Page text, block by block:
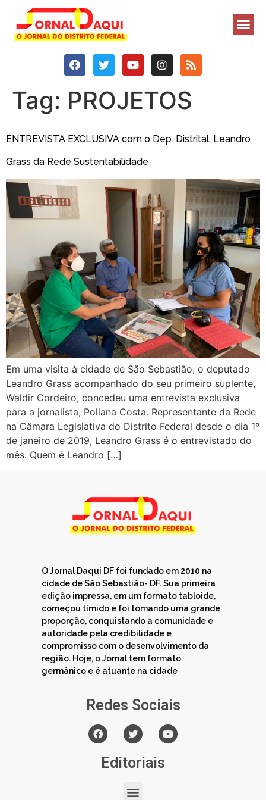
Tag: PROJETOS
ENTREVISTA EXCLUSIVA com o Dep. Distrital, Leandro
Grass da Rede Sustentabilidade
Em uma visita à cidade de São Sebastião, o deputado
Leandro Grass acompanhado do seu primeiro suplente,
Waldir Cordeiro, concedeu uma entrevista exclusiva
para a jornalista, Poliana Costa. Representante da Rede
na Câmara Legislativa do Distrito Federal desde o dia 1º
de janeiro de 2019, Leandro Grass é o entrevistado do
mês. Quem é Leandro […]
O Jornal Daqui DF foi fundado em 2010 na
cidade de São Sebastião- DF. Sua primeira
edição impressa, em um formato tabloide,
começou tímido e foi tomando uma grande
proporção, conquistando a comunidade e
autoridade pela credibilidade e
compromisso com o desenvolvimento da
região. Hoje, o Jornal tem formato
germânico e é atuante na cidade
Redes Sociais
Editoriais